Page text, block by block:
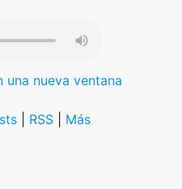
una nueva ventana
RSS Más